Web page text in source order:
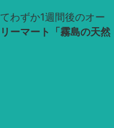
わずか1週間後のオー
ーマート「霧島の天然